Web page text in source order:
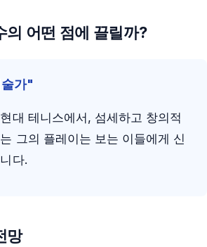
의 어떤 점에 끌릴까?
가"
대 테니스에서, 섬세하고 창의적
그의 플레이는 보는 이들에게 신
다.
망